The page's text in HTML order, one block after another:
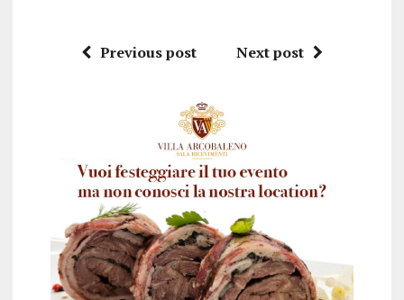
Previous post Next post